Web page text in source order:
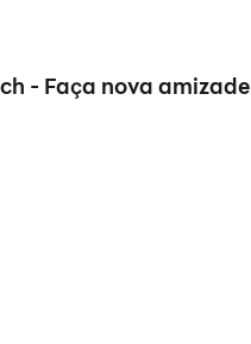
- Faça nova amizade